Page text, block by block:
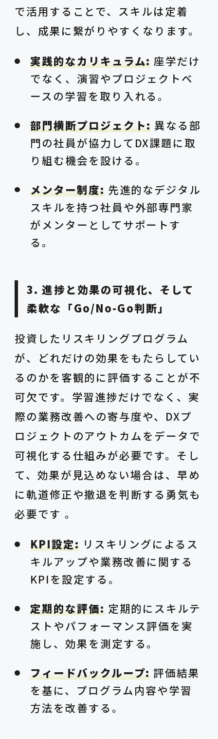
で活用することで、スキルは定着
し、成果に繋がりやすくなります。
実践的なカリキュラム: 座学だけ
でなく、演習やプロジェクトベ
ースの学習を取り入れる。
部門横断プロジェクト: 異なる部
門の社員が協力してDX課題に取
り組む機会を設ける。
メンター制度:先進的なデジタル
スキルを持つ社員や外部専門家
がメンターとしてサポートす
る。
3. 進捗と効果の可視化、そして
柔軟な「Go/No-Go判断」
投資したリスキリングプログラム
が、どれだけの効果をもたらしてい
るのかを客観的に評価することが不
可欠です。学習進捗だけでなく、実
際の業務改善への寄与度や、DXプ
ロジェクトのアウトカムをデータで
可視化する仕組みが必要です。そし
て、効果が見込めない場合は、早め
に軌道修正や撤退を判断する勇気も
必要です 。
KPI設定:リスキリングによるス
キルアップや業務改善に関する
KPIを設定する。
定期的な評価:定期的にスキルテ
ストやパフォーマンス評価を実
施し、効果を測定する。
フィードバックループ: 評価結果
を基に、プログラム内容や学習
方法を改善する。